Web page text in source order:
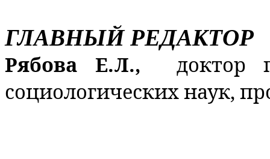
ГЛАВНЫЙ РЕДАКТОР
Рябова Е.Л., доктор
социологических наук,